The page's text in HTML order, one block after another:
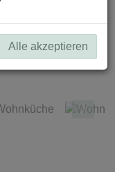
Alle akzeptieren